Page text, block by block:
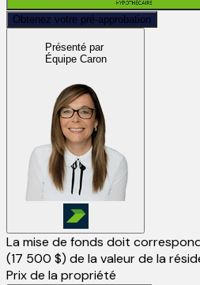
Obtenez votre pré-approbation
Présenté par
Équipe Caron
La mise de fonds doit
(17 500 $) de la valeur de la
Prix de la propriété